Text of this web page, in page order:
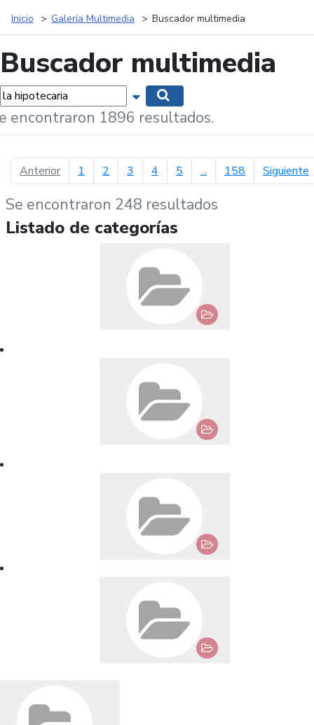
Inicio Galería Multimedia Buscador multimedia
Buscador multimedia
Mostrar opciones de búsqueda
encontraron 1896 resultados.
Anteriorpágina anterior
1 2 3 4 5 ... 158 Siguiente
Se encontraron 248 resultados
Listado de categorías